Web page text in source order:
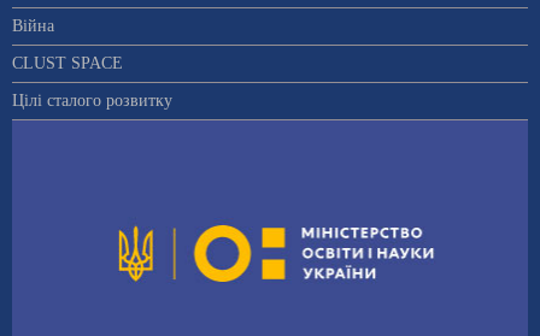
Війна
CLUST SPACE
Цілі сталого розвитку